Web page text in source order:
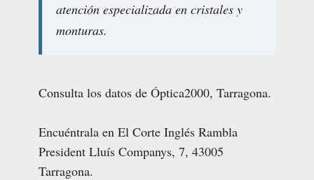
atención especializada en cristales y
monturas.
Consulta los datos de Óptica2000, Tarragona.
Encuéntrala en El Corte Inglés Rambla
President Lluís Companys, 7, 43005
Tarragona.